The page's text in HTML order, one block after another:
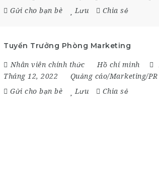
Gửi cho bạn bè
Lưu Chia sẻ
Tuyển Trưởng Phòng Marketing
Nhân viên chính thức Hồ chí minh
Tháng 12, 2022
Quảng cáo/Marketing/PR
Gửi cho bạn bè
Lưu Chia sẻ